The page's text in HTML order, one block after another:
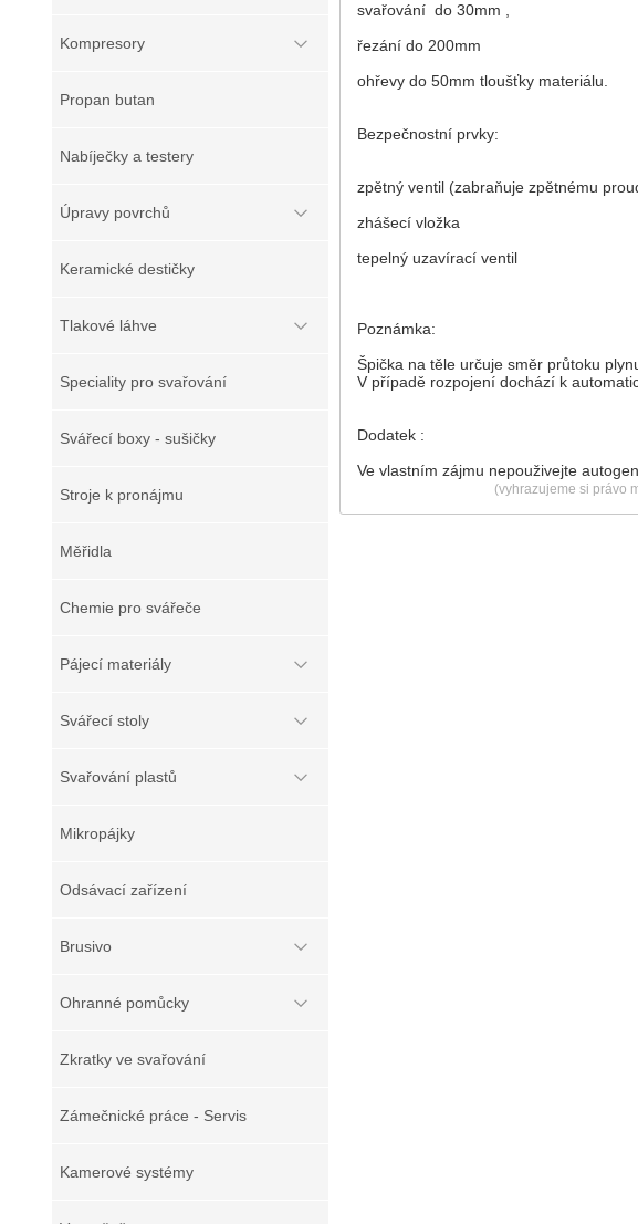
Kompresory
Propan butan
Nabíječky a testery
Úpravy povrchů
Keramické destičky
Tlakové láhve
Speciality pro svařování
Svářecí boxy - sušičky
Stroje k pronájmu
Měřidla
Chemie pro svářeče
Pájecí materiály
Svářecí stoly
Svařování plastů
Mikropájky
Odsávací zařízení
Brusivo
Ohranné pomůcky
Zkratky ve svařování
Zámečnické práce - Servis
Kamerové systémy
svařování do 30mm ,
řezání do 200mm
ohřevy do 50mm tloušťky materiálu.
Bezpečnostní prvky:
zpětný ventil (zabraňuje zpětnému
zhášecí vložka
tepelný uzavírací ventil
Poznámka:
Špička na těle určuje směr průtoku
V případě rozpojení dochází k
Dodatek :
Ve vlastním zájmu nepouživejte
(vyhrazujeme si právo